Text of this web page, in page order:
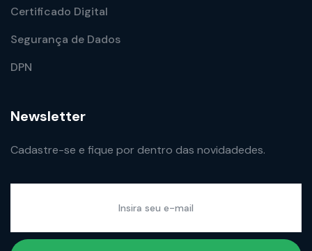
Certificado Digital
Segurança de Dados
DPN
Newsletter
Cadastre-se e fique por dentro das novidadedes.